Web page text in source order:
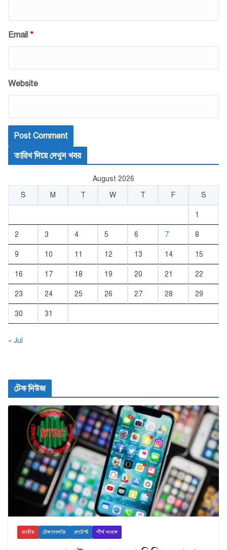
Email *
Website
তারিখ দিয়ে দেখুন খবর
August 2026
S
M T W T F S
1
2 3 4 5 6 7 8
9 10 11 12 13 14 15
16 17 18 19 20 21 22
23 24 25 26 27 28 29
30 31
« Jul
টেক নিউজ
জাতীয় টেকনোলজি লেটেস্ট শীর্ষ সংবাদ